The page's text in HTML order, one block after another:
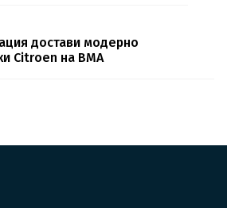
достави модерно
Citroen на ВМА